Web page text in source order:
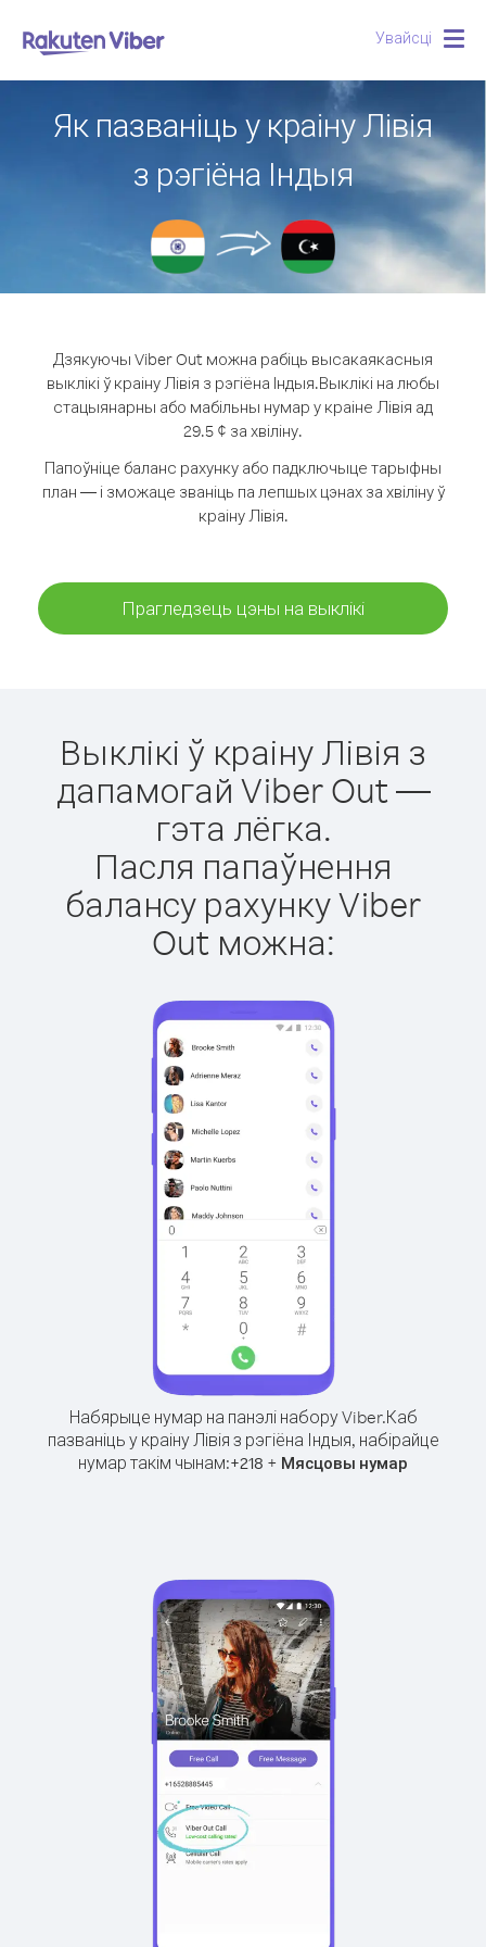
Увайсці
Як пазваніць у краіну Лівія
з рэгіёна Індыя
Дзякуючы Viber Out можна рабіць высакаякасныя
выклікі ў краіну Лівія з рэгіёна Індыя.Выклікі на любы
стацыянарны або мабільны нумар у краіне Лівія ад
29.5 ¢ за хвіліну.
Папоўніце баланс рахунку або падключыце тарыфны
план — і зможаце званіць па лепшых цэнах за хвіліну ў
краіну Лівія.
Прагледзець цэны на выклікі
Выклікі ў краіну Лівія з
дапамогай Viber Out —
гэта лёгка.
Пасля папаўнення
балансу рахунку Viber
Out можна:
Набярыце нумар на панэлі набору Viber.Каб
пазваніць у краіну Лівія з рэгіёна Індыя, набірайце
нумар такім чынам:+218 + Мясцовы нумар